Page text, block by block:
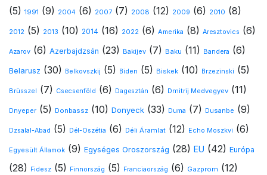
(5) 1991 (9) 2004 (6) 2007 (7) 2008 (12) 2009 (6) 2010 (8)
2012 (5) 2013 (10) 2014 (16) 2022 (6) Amerika (8) Aresztovics (6)
Azarov (6) Azerbajdzsán (23) Bakijev (7) Baku (11) Bandera (6)
Belarusz (30) Belkovszkij (5) Biden (5) Biskek (10) Brzezinski (5)
Brüsszel (7) Csecsenföld (6) Dagesztán (6) Dmitrij Medvegyev (11)
Dnyeper (5) Donbassz (10) Donyeck (33) Duma (7) Dusanbe (9)
Dzsalal-Abad (5) Dél-Oszétia (6) Déli Áramlat (12) Echo Moszkvi (6)
Egyesült Államok (9) Egységes Oroszország (28) EU (42) Európa
(28) Fidesz (5) Finnország (5) Franciaország (6) Gazprom (12)